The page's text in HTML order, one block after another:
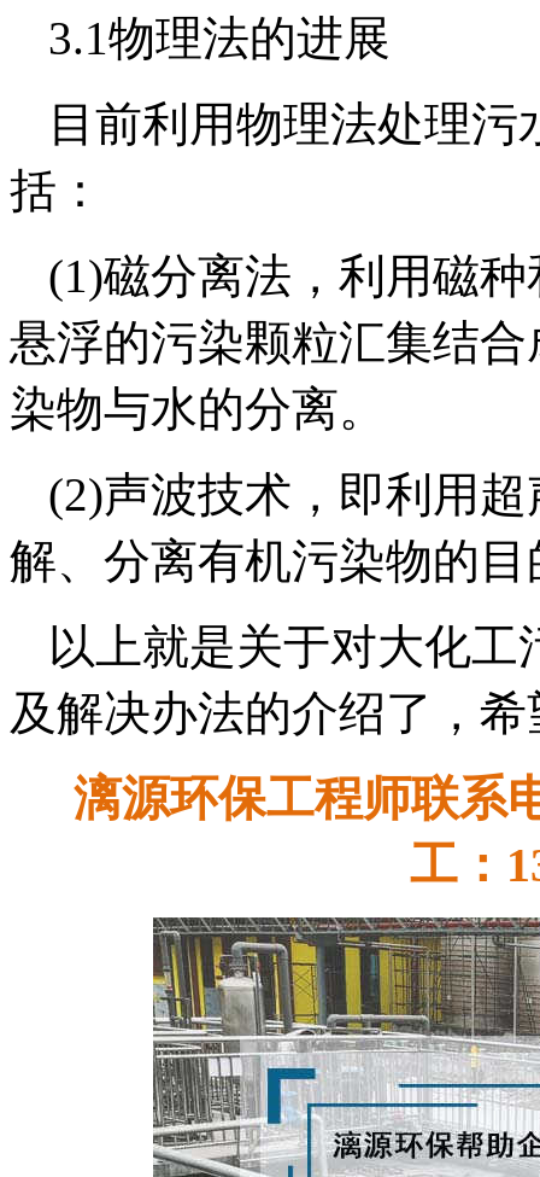
3.1物理法的进展
目前利用物理法处理
括：
(1)磁分离法，利用磁
悬浮的污染颗粒汇集结
染物与水的分离。
(2)声波技术，即利用
解、分离有机污染物的目
以上就是关于对大化
及解决办法的介绍了，
漓源环保工程师联系
工：